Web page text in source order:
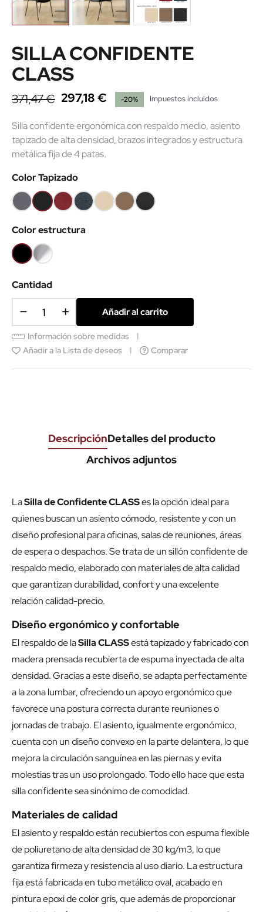
SILLA CONFIDENTE
CLASS
371,47 € 297,18 € -20% Impuestos incluidos
Silla confidente ergonómica con respaldo medio, asiento
tapizado de alta densidad, brazos integrados y estructura
metálica fija de 4 patas.
Color Tapizado
Gris
B108
Negro
8033
Rojo
MR7
Azul
MR01
Ecopiel
Beige
Ecopiel
Marrón
Ecopiel
Negra
Color estructura
NegroCromo
Cantidad
Añadir al carrito
Información sobre medidas
Añadir a la Lista de deseos
Comparar
DescripciónDetalles del producto
Archivos adjuntos
LaSilla de Confidente CLASSes la opción ideal para
quienes buscan un asiento cómodo, resistente y con un
diseño profesional para oficinas, salas de reuniones, áreas
de espera o despachos. Se trata de un sillón confidente de
respaldo medio, elaborado con materiales de alta calidad
que garantizan durabilidad, confort y una excelente
relación calidad-precio.
Diseño ergonómico y confortable
El respaldo de laSilla CLASSestá tapizado y fabricado con
madera prensada recubierta de espuma inyectada de alta
densidad. Gracias a este diseño, se adapta perfectamente
a la zona lumbar, ofreciendo un apoyo ergonómico que
favorece una postura correcta durante reuniones o
jornadas de trabajo. El asiento, igualmente ergonómico,
cuenta con un diseño convexo en la parte delantera, lo que
mejora la circulación sanguínea en las piernas y evita
molestias tras un uso prolongado. Todo ello hace que esta
silla confidente sea sinónimo de comodidad.
Materiales de calidad
El asiento y respaldo están recubiertos con espuma flexible
de poliuretano de alta densidad de 30 kg/m3, lo que
garantiza firmeza y resistencia al uso diario. La estructura
fija está fabricada en tubo metálico oval, acabado en
pintura epoxi de color gris, que además de proporcionar